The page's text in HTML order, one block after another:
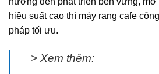
hiệu suất cao thì máy rang cafe
pháp tối ưu.
> Xem thêm: